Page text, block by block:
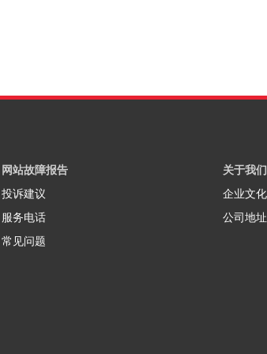
网站故障报告
投诉建议
服务电话
常见问题
关于我们
企业文化
公司地址